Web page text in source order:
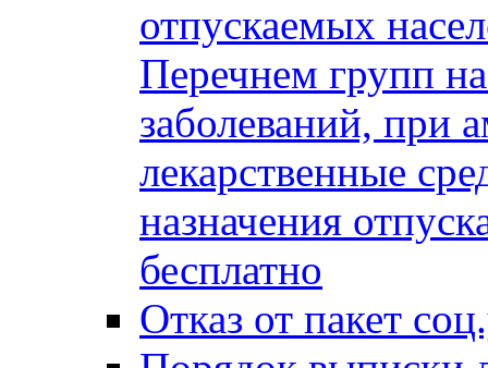
отпускаемых
Перечнем групп
заболеваний, при
лекарственные
назначения
бесплатно
Отказ от пакет